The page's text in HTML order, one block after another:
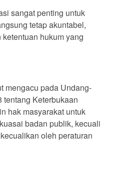
sangat penting untuk
tetap akuntabel,
hukum yang
mengacu pada Undang-
tentang Keterbukaan
hak masyarakat untuk
badan publik, kecuali
oleh peraturan